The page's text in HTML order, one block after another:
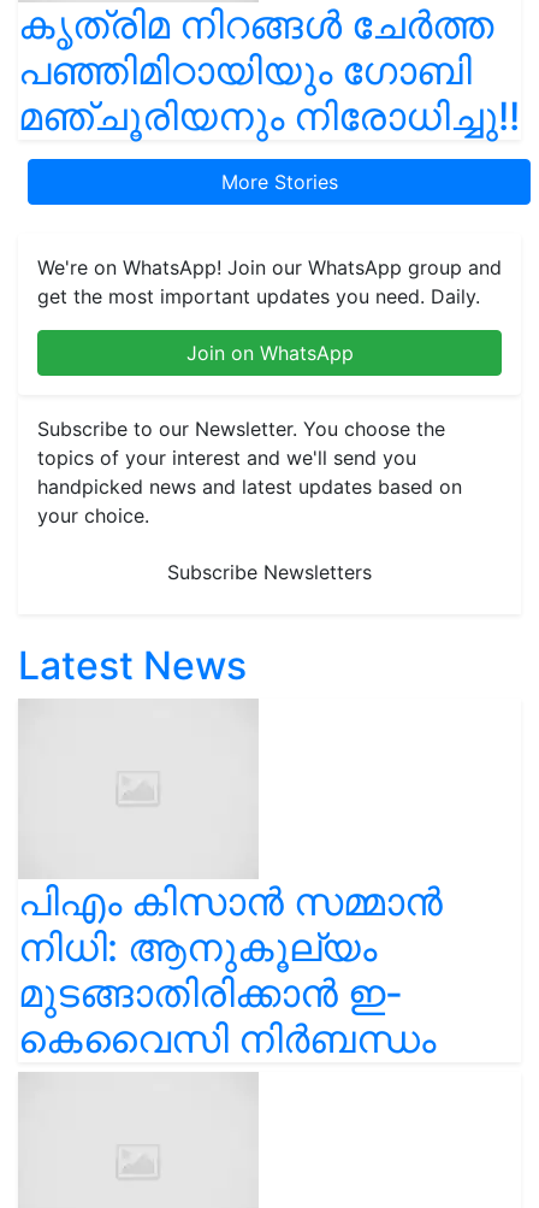
കൃത്രിമ നിറങ്ങൾ ചേർത്ത
പഞ്ഞിമിഠായിയും ഗോബി
മഞ്ചൂരിയനും നിരോധിച്ചു!!
More Stories
We're on WhatsApp! Join our WhatsApp group and
get the most important updates you need. Daily.
Join on WhatsApp
Subscribe to our Newsletter. You choose the
topics of your interest and we'll send you
handpicked news and latest updates based on
your choice.
Subscribe Newsletters
Latest News
പിഎം കിസാൻ സമ്മാൻ
നിധി: ആനുകൂല്യം
മുടങ്ങാതിരിക്കാൻ ഇ-
കെവൈസി നിർബന്ധം